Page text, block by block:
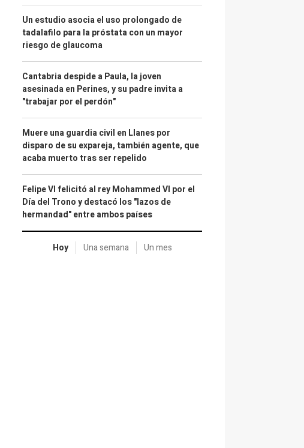
Un estudio asocia el uso prolongado de
tadalafilo para la próstata con un mayor
riesgo de glaucoma
Cantabria despide a Paula, la joven
asesinada en Perines, y su padre invita a
"trabajar por el perdón"
Muere una guardia civil en Llanes por
disparo de su expareja, también agente, que
acaba muerto tras ser repelido
Felipe VI felicitó al rey Mohammed VI por el
Día del Trono y destacó los "lazos de
hermandad" entre ambos países
Hoy Una semana Un mes